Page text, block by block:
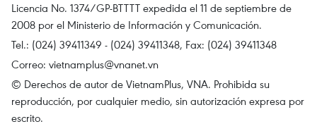
Licencia No. 1374/GP-BTTTT expedida el 11 de septiembre de
2008 por el Ministerio de Información y Comunicación.
Tel.: (024) 39411349 - (024) 39411348, Fax: (024) 39411348
Correo: vietnamplus@vnanet.vn
© Derechos de autor de VietnamPlus, VNA. Prohibida su
reproducción, por cualquier medio, sin autorización expresa por
escrito.